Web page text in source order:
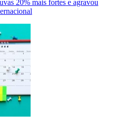
20% mais fortes e agravou